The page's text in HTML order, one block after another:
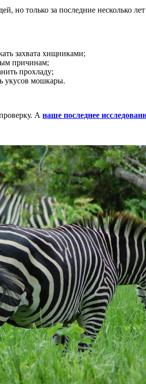
но только за последние несколько
захвата хищниками;
причинам;
прохладу;
укусов мошкары.
А наше последнее